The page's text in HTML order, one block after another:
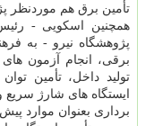
تأمین برق هم موردنظر
همچنین اسكویی -
پژوهشگاه نیرو - به
برقی، انجام آزمون
تولید داخل، تأمین
ایستگاه های شارژ سریع
برداری بعنوان موارد